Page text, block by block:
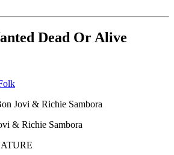
Dead Or Alive
Jovi & Richie Sambora
& Richie Sambora